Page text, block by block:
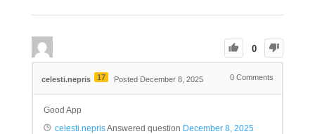
0
celesti.nepris 17 Posted December 8, 2025 0 Comments
Good App
celesti.neprisAnswered question December 8, 2025